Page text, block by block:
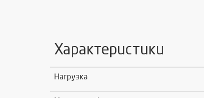
Характеристики
Нагрузка